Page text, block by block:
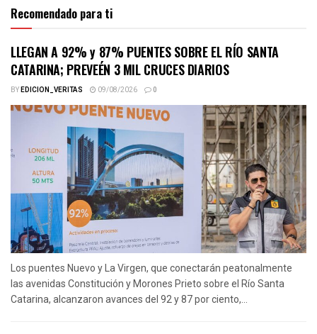
Recomendado para ti
LLEGAN A 92% y 87% PUENTES SOBRE EL RÍO SANTA
CATARINA; PREVEÉN 3 MIL CRUCES DIARIOS
BYEDICION_VERITAS 09/08/2026 0
Los puentes Nuevo y La Virgen, que conectarán peatonalmente
las avenidas Constitución y Morones Prieto sobre el Río Santa
Catarina, alcanzaron avances del 92 y 87 por ciento,...